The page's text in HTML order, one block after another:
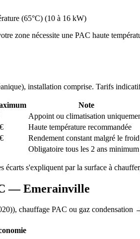
(65°C) (10 à 16 kW)
zone nécessite une PAC haute
), installation comprise. Tarifs
Note
Appoint ou climatisation
€
Haute température recommandée
€
Rendement constant malgré le froid
Obligatoire tous les 2 ans minimum
écarts s'expliquent par la surface à
—Emerainville
), chauffage PAC ou gaz condensation